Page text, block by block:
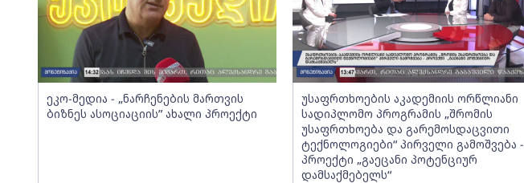
ეკო-მედია - „ნარჩენების მართვის
ბიზნეს ასოციაციის” ახალი პროექტი
უსაფრთხოების აკადემიის ორწლიანი
სადიპლომო პროგრამის „შრომის
უსაფრთხოება და გარემოსდაცვითი
ტექნოლოგიები“ პირველი გამოშვება -
პროექტი „გაეცანი პოტენციურ
დამსაქმებელს“